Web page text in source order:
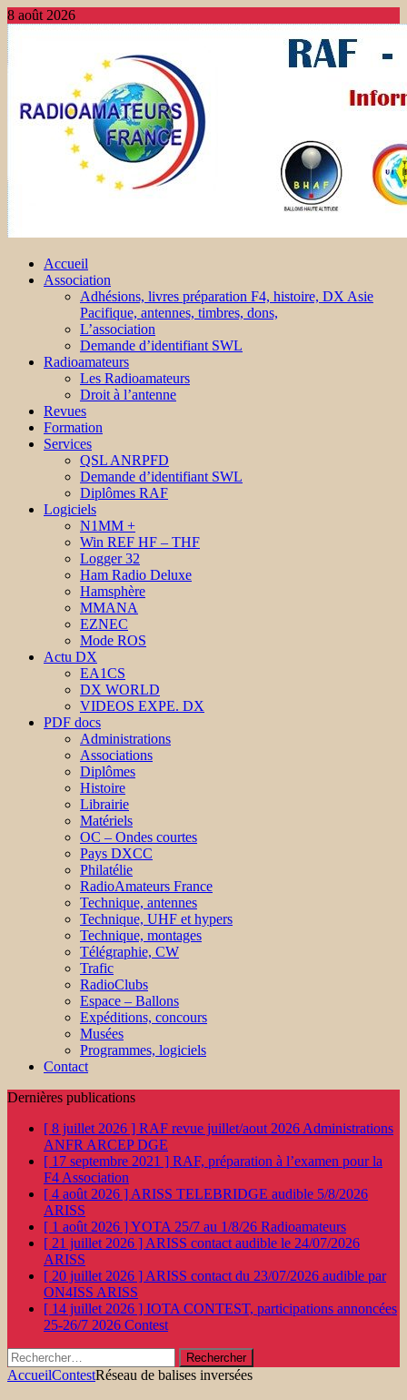
8 août 2026
Accueil
Association
Adhésions, livres préparation F4, histoire, DX Asie
Pacifique, antennes, timbres, dons,
L’association
Demande d’identifiant SWL
Radioamateurs
Les Radioamateurs
Droit à l’antenne
Revues
Formation
Services
QSL ANRPFD
Demande d’identifiant SWL
Diplômes RAF
Logiciels
N1MM +
Win REF HF – THF
Logger 32
Ham Radio Deluxe
Hamsphère
MMANA
EZNEC
Mode ROS
Actu DX
EA1CS
DX WORLD
VIDEOS EXPE. DX
PDF docs
Administrations
Associations
Diplômes
Histoire
Librairie
Matériels
OC – Ondes courtes
Pays DXCC
Philatélie
RadioAmateurs France
Technique, antennes
Technique, UHF et hypers
Technique, montages
Télégraphie, CW
Trafic
RadioClubs
Espace – Ballons
Expéditions, concours
Musées
Programmes, logiciels
Contact
Dernières publications
[ 8 juillet 2026 ] RAF revue juillet/aout 2026 Administrations
ANFR ARCEP DGE
[ 17 septembre 2021 ] RAF, préparation à l’examen pour la
F4 Association
[ 4 août 2026 ] ARISS TELEBRIDGE audible 5/8/2026
ARISS
[ 1 août 2026 ]YOTA 25/7 au 1/8/26 Radioamateurs
[ 21 juillet 2026 ] ARISS contact audible le 24/07/2026
ARISS
[ 20 juillet 2026 ] ARISS contact du 23/07/2026 audible par
ON4ISS ARISS
[ 14 juillet 2026 ] IOTA CONTEST, participations annoncées
25-26/7 2026 Contest
Rechercher :
AccueilContestRéseau de balises inversées